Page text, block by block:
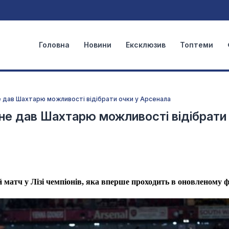
Головна Новини Ексклюзив Топтеми
дав Шахтарю можливості відібрати очки у Арсенала
дав Шахтарю можливості
у Лізі чемпіонів, яка вперше проходить в оновленому